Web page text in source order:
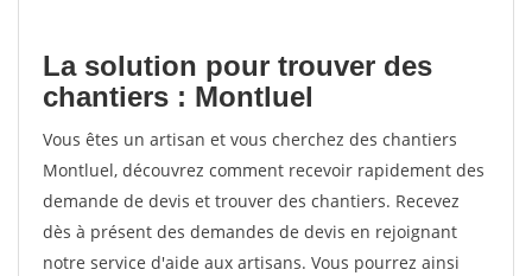
La solution pour trouver des
chantiers : Montluel
Vous êtes un artisan et vous cherchez des chantiers
Montluel, découvrez comment recevoir rapidement des
demande de devis et trouver des chantiers. Recevez
dès à présent des demandes de devis en rejoignant
notre service d'aide aux artisans. Vous pourrez ainsi